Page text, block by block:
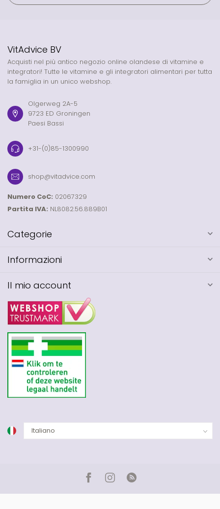
VitAdvice BV
Acquisti nel più antico negozio online olandese di vitamine e
integratori! Tutte le vitamine e gli integratori alimentari per tutta
la famiglia in un unico webshop.
Olgerweg 2A-5
9723 ED Groningen
Paesi Bassi
+31-(0)85-1300990
shop@vitadvice.com
Numero CoC: 02067329
Partita IVA: NL8082.56.889B01
Categorie
Informazioni
Il mio account